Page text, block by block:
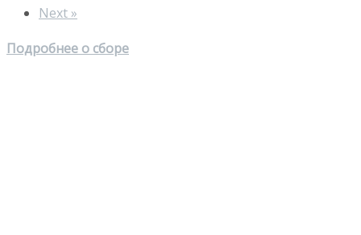
Next »
Подробнее о сборе